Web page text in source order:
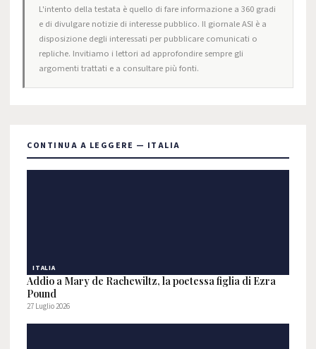
L'intento della testata è quello di fare informazione a 360 gradi
e di divulgare notizie di interesse pubblico. Il giornale ASI è a
disposizione degli interessati per pubblicare comunicati o
repliche. Invitiamo i lettori ad approfondire sempre gli
argomenti trattati e a consultare più fonti.
CONTINUA A LEGGERE — ITALIA
ITALIA
Addio a Mary de Rachewiltz, la poetessa figlia di Ezra
Pound
27 Luglio 2026